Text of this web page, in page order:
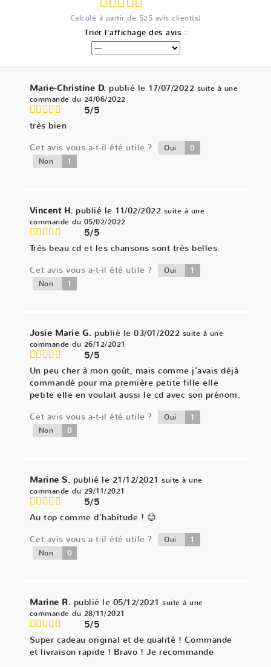
Calculé à partir de 525 avis client(s)
Trier l'affichage des avis :
Marie-Christine D.publié le 17/07/2022 suite à une
commande du 24/06/2022
5/5
très bien
Cet avis vous a-t-il été utile ?
Oui 0
Non 1
Vincent H.publié le 11/02/2022 suite à une
commande du 05/02/2022
5/5
Très beau cd et les chansons sont très belles.
Cet avis vous a-t-il été utile ?
Oui 1
Non 1
Josie Marie G.publié le 03/01/2022 suite à une
commande du 26/12/2021
5/5
Un peu cher à mon goût, mais comme j'avais déjà
commandé pour ma première petite fille elle
petite elle en voulait aussi le cd avec son prénom.
Cet avis vous a-t-il été utile ?
Oui 1
Non 0
Marine S. publié le 21/12/2021 suite à une
commande du 29/11/2021
5/5
Au top comme d'habitude ! 😊
Cet avis vous a-t-il été utile ?
Oui 1
Non 0
Marine R. publié le 05/12/2021 suite à une
commande du 28/11/2021
5/5
Super cadeau original et de qualité ! Commande
et livraison rapide ! Bravo ! Je recommande